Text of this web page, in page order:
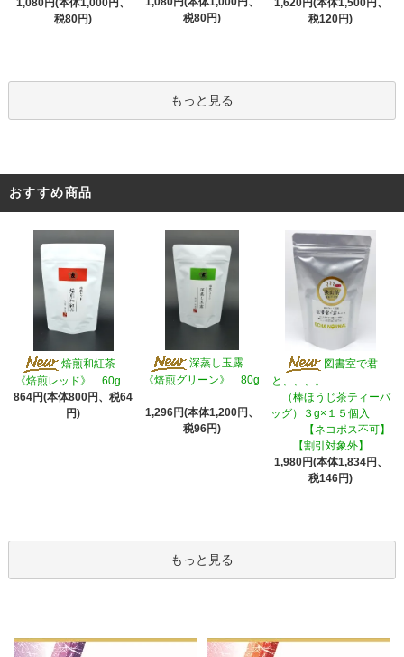
1,080円(本体1,000円、
税80円)
税80円)
1,620円(本体1,500円、
税120円)
もっと見る
おすすめ商品
焙煎和紅茶
《焙煎レッド》 60g
864円(本体800円、税64
円)
深蒸し玉露
《焙煎グリーン》 80g
1,296円(本体1,200円、
税96円)
図書室で君
と、、、。
（棒ほうじ茶ティーバ
ッグ）３g×１５個入
【ネコポス不可】
【割引対象外】
1,980円(本体1,834円、
税146円)
もっと見る